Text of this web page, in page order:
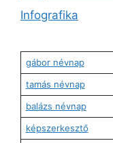
Infografika
gábor névnap
tamás névnap
balázs névnap
képszerkesztő